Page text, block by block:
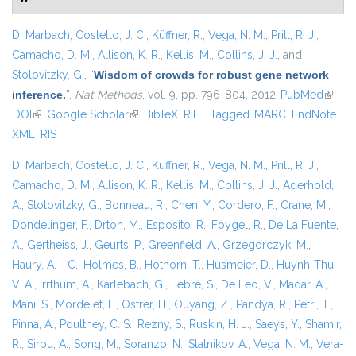
D. Marbach, Costello, J. C., Küffner, R., Vega, N. M., Prill, R. J.,
Camacho, D. M., Allison, K. R., Kellis, M., Collins, J. J., and
Stolovitzky, G., “Wisdom of crowds for robust gene network
inference.”, Nat Methods, vol. 9, pp. 796-804, 2012. PubMed(link is
DOI (link is external)
Google Scholar(link is external)
BibTeX RTF Tagged MARC EndNote
XML RIS
D. Marbach, Costello, J. C., Küffner, R., Vega, N. M., Prill, R. J.,
Camacho, D. M., Allison, K. R., Kellis, M., Collins, J. J., Aderhold,
A., Stolovitzky, G., Bonneau, R., Chen, Y., Cordero, F., Crane, M.,
Dondelinger, F., Drton, M., Esposito, R., Foygel, R., De La Fuente,
A., Gertheiss, J., Geurts, P., Greenfield, A., Grzegorczyk, M.,
Haury, A. - C., Holmes, B., Hothorn, T., Husmeier, D., Huynh-Thu,
V. A., Irrthum, A., Karlebach, G., Lebre, S., De Leo, V., Madar, A.,
Mani, S., Mordelet, F., Ostrer, H., Ouyang, Z., Pandya, R., Petri, T.,
Pinna, A., Poultney, C. S., Rezny, S., Ruskin, H. J., Saeys, Y., Shamir,
R., Sirbu, A., Song, M., Soranzo, N., Statnikov, A., Vega, N. M., Vera-